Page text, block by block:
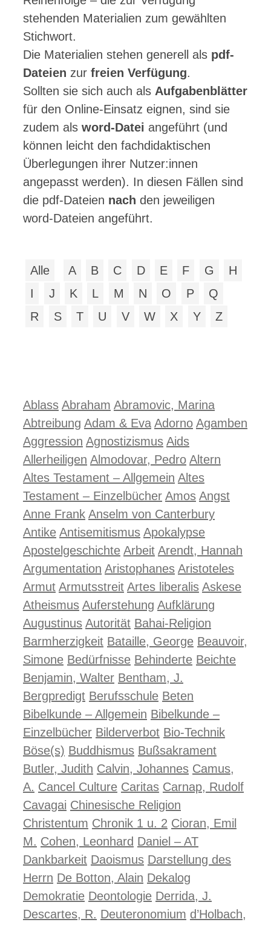
stehenden Materialien zum gewählten
Stichwort.
Die Materialien stehen generell als pdf-
Dateien zur freien Verfügung.
Sollten sie sich auch als Aufgabenblätter
für den Online-Einsatz eignen, sind sie
zudem als word-Datei angeführt (und
können leicht den fachdidaktischen
Überlegungen ihrer Nutzer:innen
angepasst werden). In diesen Fällen sind
die pdf-Dateien nach den jeweiligen
word-Dateien angeführt.
Alle A B C D E F G
H
I
J K L M N O P
Q
R
S T U V W X Y Z
Ablass Abraham Abramovic, Marina
Abtreibung Adam & Eva Adorno Agamben
Aggression Agnostizismus Aids
Allerheiligen Almodovar, Pedro Altern
Altes Testament – Allgemein Altes
Testament – Einzelbücher Amos Angst
Anne Frank Anselm von Canterbury
Antike Antisemitismus Apokalypse
Apostelgeschichte Arbeit Arendt, Hannah
Argumentation Aristophanes Aristoteles
Armut Armutsstreit Artes liberalis Askese
Atheismus Auferstehung Aufklärung
Augustinus Autorität Bahai-Religion
Barmherzigkeit Bataille, George Beauvoir,
Simone Bedürfnisse Behinderte Beichte
Benjamin, Walter Bentham, J.
Bergpredigt Berufsschule Beten
Bibelkunde – Allgemein Bibelkunde –
Einzelbücher Bilderverbot Bio-Technik
Böse(s) Buddhismus Bußsakrament
Butler, Judith Calvin, Johannes Camus,
A. Cancel Culture Caritas Carnap, Rudolf
Cavagai Chinesische Religion
Christentum Chronik 1 u. 2 Cioran, Emil
M. Cohen, Leonhard Daniel – AT
Dankbarkeit Daoismus Darstellung des
Herrn De Botton, Alain Dekalog
Demokratie Deontologie Derrida, J.
Descartes, R. Deuteronomium d’Holbach,